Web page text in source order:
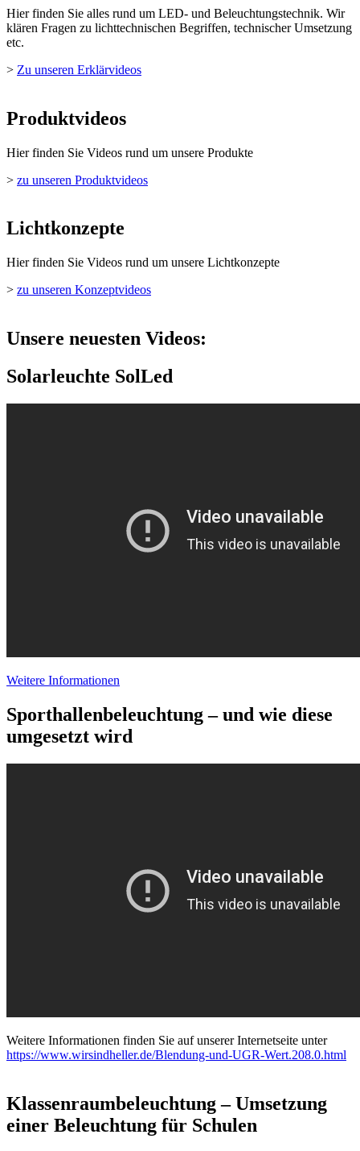
Hier finden Sie alles rund um LED- und Beleuchtungstechnik. Wir
klären Fragen zu lichttechnischen Begriffen, technischer Umsetzung
etc.
> Zu unseren Erklärvideos
Produktvideos
Hier finden Sie Videos rund um unsere Produkte
> zu unseren Produktvideos
Lichtkonzepte
Hier finden Sie Videos rund um unsere Lichtkonzepte
> zu unseren Konzeptvideos
Unsere neuesten Videos:
Solarleuchte SolLed
Weitere Informationen
Sporthallenbeleuchtung – und wie diese
umgesetzt wird
Weitere Informationen finden Sie auf unserer Internetseite unter
https://www.wirsindheller.de/Blendung-und-UGR-Wert.208.0.html
Klassenraumbeleuchtung – Umsetzung
einer Beleuchtung für Schulen